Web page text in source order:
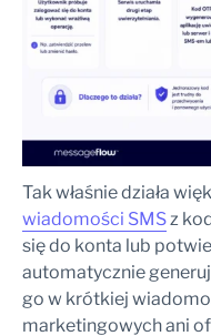
Tak właśnie działa
wiadomości SMSz
się do konta lub
automatycznie
go w krótkiej
marketingowych ani